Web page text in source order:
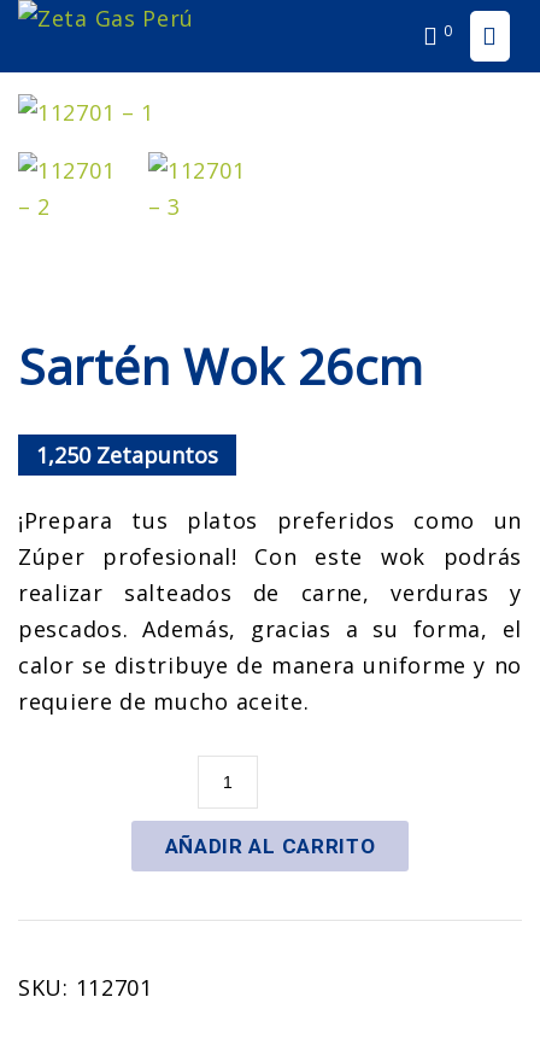
0
Sartén Wok 26cm
1,250 Zetapuntos
¡Prepara tus platos preferidos como un
Zúper profesional! Con este wok podrás
realizar salteados de carne, verduras y
pescados. Además, gracias a su forma, el
calor se distribuye de manera uniforme y no
requiere de mucho aceite.
Sartén
Wok
26cm
cantidad
AÑADIR AL CARRITO
SKU: 112701